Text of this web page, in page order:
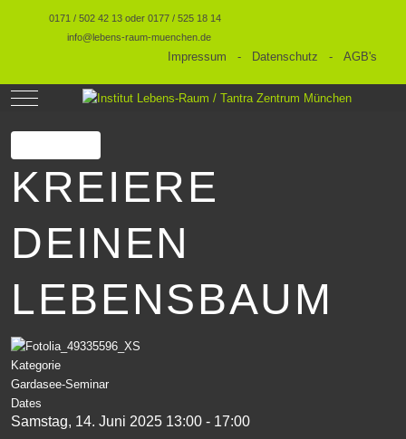
0171 / 502 42 13 oder 0177 / 525 18 14
info@lebens-raum-muenchen.de
Impressum - Datenschutz - AGB's
Mobile Menu Toggle
KREIERE
DEINEN
LEBENSBAUM
Kategorie
Gardasee-Seminar
Dates
Samstag, 14. Juni 2025 13:00 - 17:00